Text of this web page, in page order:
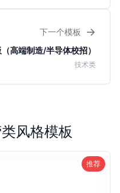
下一个模板 →
高端制造/半导体校招）
技术类
风格模板
推荐